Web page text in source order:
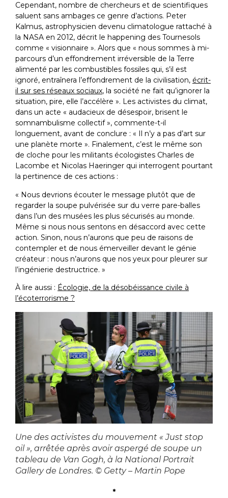
Cependant, nombre de chercheurs et de scientifiques
saluent sans ambages ce genre d’actions. Peter
Kalmus, astrophysicien devenu climatologue rattaché à
la NASA en 2012, décrit le happening des Tournesols
comme « visionnaire ». Alors que « nous sommes à mi-
parcours d’un effondrement irréversible de la Terre
alimenté par les combustibles fossiles qui, s’il est
ignoré, entraînera l’effondrement de la civilisation, écrit-
il sur ses réseaux sociaux, la société ne fait qu’ignorer la
situation, pire, elle l’accélère ». Les activistes du climat,
dans un acte « audacieux de désespoir, brisent le
somnambulisme collectif », commente-t-il
longuement, avant de conclure : « Il n’y a pas d’art sur
une planète morte ». Finalement, c’est le même son
de cloche pour les militants écologistes Charles de
Lacombe et Nicolas Haeringer qui interrogent pourtant
la pertinence de ces actions :
« Nous devrions écouter le message plutôt que de
regarder la soupe pulvérisée sur du verre pare-balles
dans l’un des musées les plus sécurisés au monde.
Même si nous nous sentons en désaccord avec cette
action. Sinon, nous n’aurons que peu de raisons de
contempler et de nous émerveiller devant le génie
créateur : nous n’aurons que nos yeux pour pleurer sur
l’ingénierie destructrice. »
À lire aussi : Écologie, de la désobéissance civile à
l’écoterrorisme ?
Une des activistes du mouvement « Just stop
oil », arrêtée après avoir aspergé de soupe un
tableau de Van Gogh, à la National Portrait
Gallery de Londres. © Getty – Martin Pope
*